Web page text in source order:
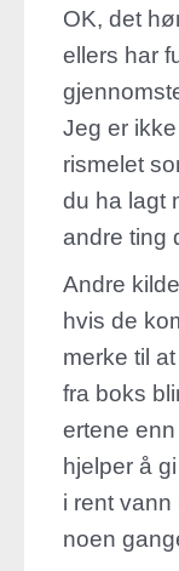
OK, det
ellers har
Jeg er
rismelet
du ha lagt
andre ting
Andre
hvis de
merke til
fra boks
ertene
hjelper å
i rent vann
noen